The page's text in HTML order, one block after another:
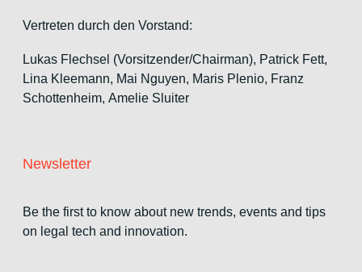
Vertreten durch den Vorstand:
Lukas Flechsel (Vorsitzender/Chairman), Patrick Fett,
Lina Kleemann, Mai Nguyen, Maris Plenio, Franz
Schottenheim, Amelie Sluiter
Newsletter
Be the first to know about new trends, events and tips
on legal tech and innovation.